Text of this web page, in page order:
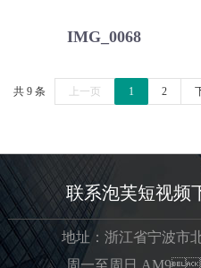
IMG_0068
共 9 条 上一页 1 2
联系泡芙短视频
地址：浙江省宁波
周一至周日